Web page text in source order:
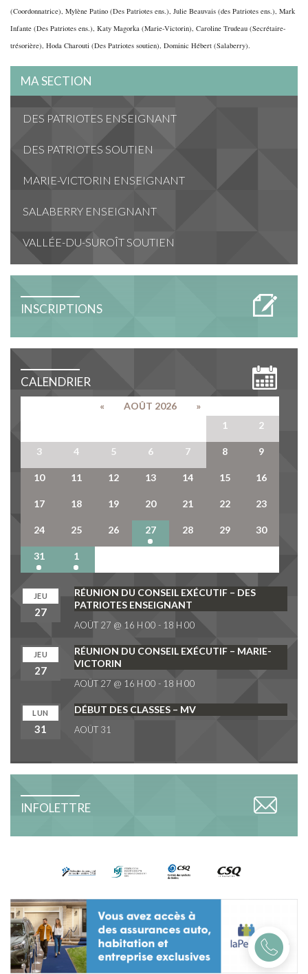
(Coordonnatrice), Mylène Patino (Des Patriotes ens.), Julie Beauvais (des Patriotes ens.), Mark
Infante (Des Patriotes ens.), Katy Magorka (Marie-Victorin), Caroline Trudeau (Secrétaire-
trésorière), Hoda Charouti (Des Patriotes soutien), Dominic Hébert (Salaberry).
MA SECTION
DES PATRIOTES ENSEIGNANT
DES PATRIOTES SOUTIEN
MARIE-VICTORIN ENSEIGNANT
SALABERRY ENSEIGNANT
VALLÉE-DU-SUROÎT SOUTIEN
INSCRIPTIONS
CALENDRIER
« AOÛT 2026
»
1 2
3 4 5 6 7 8 9
10 11 12 13 14 15 16
17 18 19 20 21 22 23
24 25 26 27 28 29 30
31 1
JEU
27
RÉUNION DU CONSEIL EXÉCUTIF – DES
PATRIOTES ENSEIGNANT
AOÛT 27 @ 16 H 00 - 18 H 00
JEU
27
RÉUNION DU CONSEIL EXÉCUTIF – MARIE-
VICTORIN
AOÛT 27 @ 16 H 00 - 18 H 00
LUN
31
DÉBUT DES CLASSES – MV
AOÛT 31
INFOLETTRE